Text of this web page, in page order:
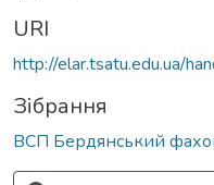
URI
http://elar.tsatu.edu.ua/
Зібрання
ВСП Бердянський